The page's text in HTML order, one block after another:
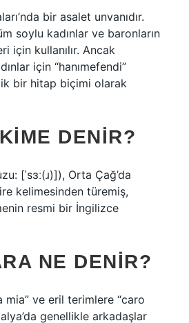
bir asalet unvanıdır.
soylu kadınlar ve baronların
için kullanılır. Ancak
için “hanımefendi”
bir hitap biçimi olarak
DENIR?
[ˈsɜː(ɹ)]), Orta Çağ’da
kelimesinden türemiş,
resmi bir İngilizce
NE DENIR?
mia” ve eril terimlere “caro
genellikle arkadaşlar